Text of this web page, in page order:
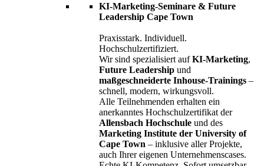
KI-Marketing-Seminare & Future
Leadership Cape Town
Praxisstark. Individuell.
Hochschulzertifiziert.
Wir sind spezialisiert aufKI-Marketing,
Future Leadership und
maßgeschneiderte Inhouse-Trainings –
schnell, modern, wirkungsvoll.
Alle Teilnehmenden erhalten ein
anerkanntes Hochschulzertifikat der
Allensbach Hochschule und des
Marketing Institute der University of
Cape Town – inklusive aller Projekte,
auch Ihrer eigenen Unternehmenscases.